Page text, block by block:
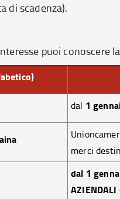
di scadenza).
puoi conoscere
dal 1
merci
dal 1